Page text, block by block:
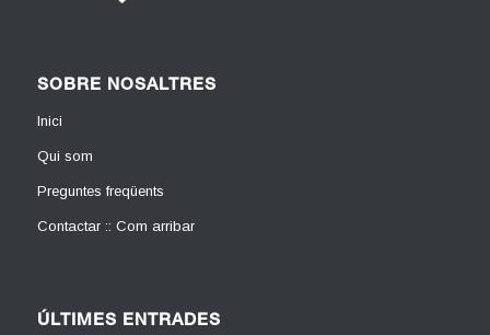
SOBRE NOSALTRES
Inici
Qui som
Preguntes freqüents
Contactar :: Com arribar
ÚLTIMES ENTRADES